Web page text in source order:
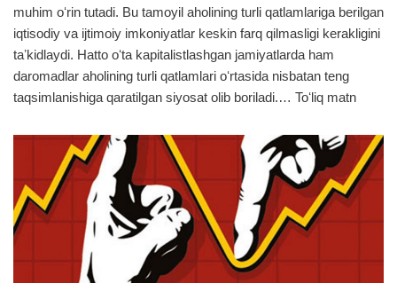
muhim oʻrin tutadi. Bu tamoyil aholining turli qatlamlariga berilgan
iqtisodiy va ijtimoiy imkoniyatlar keskin farq qilmasligi kerakligini
taʼkidlaydi. Hatto oʻta kapitalistlashgan jamiyatlarda ham
daromadlar aholining turli qatlamlari oʻrtasida nisbatan teng
taqsimlanishiga qaratilgan siyosat olib boriladi.… Toʻliq matn